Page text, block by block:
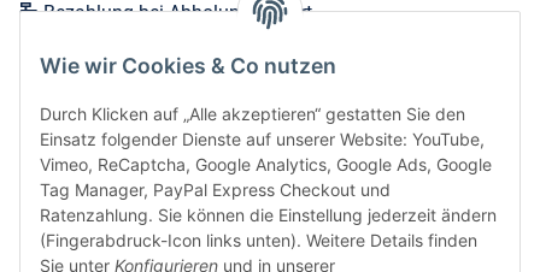
Wie wir Cookies & Co nutzen
Durch Klicken auf „Alle akzeptieren“ gestatten Sie den
Einsatz folgender Dienste auf unserer Website: YouTube,
Vimeo, ReCaptcha, Google Analytics, Google Ads, Google
Tag Manager, PayPal Express Checkout und
Ratenzahlung. Sie können die Einstellung jederzeit ändern
(Fingerabdruck-Icon links unten). Weitere Details finden
Sie unter Konfigurieren und in unserer
Bezahlung bei Abholung vor Ort
Versand in 1-3 Werktagen innerhalb Deutschlands
Expressversand zum nächsten Werktag bei Bestellungen
bis 12 Uhr möglich
Vertrag widerrufen